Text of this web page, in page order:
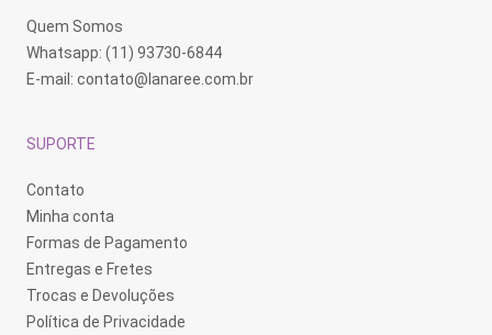
Quem Somos
Whatsapp: (11) 93730-6844
E-mail: contato@lanaree.com.br
SUPORTE
Contato
Minha conta
Formas de Pagamento
Entregas e Fretes
Trocas e Devoluções
Política de Privacidade